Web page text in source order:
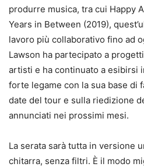
produrre musica, tra cui Happy
Years in Between (2019),
lavoro più collaborativo fino ad
Lawson ha partecipato a
artisti e ha continuato a esibirsi
forte legame con la sua base di
date del tour e sulla riedizione
annunciati nei prossimi mesi.​
La serata sarà tutta in versione
chitarra, senza filtri. È il modo